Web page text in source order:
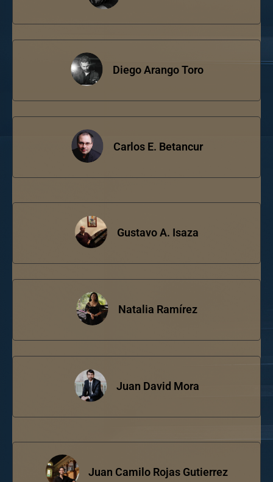
Diego Arango Toro
Carlos E. Betancur
Gustavo A. Isaza
Natalia Ramírez
Juan David Mora
Juan Camilo Rojas Gutierrez